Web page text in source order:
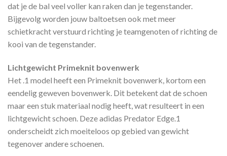
dat je de bal veel voller kan raken dan je tegenstander.
Bijgevolg worden jouw baltoetsen ook met meer
schietkracht verstuurd richting je teamgenoten of richting de
kooi van de tegenstander.
Lichtgewicht Primeknit bovenwerk
Het .1 model heeft een Primeknit bovenwerk, kortom een
eendelig geweven bovenwerk. Dit betekent dat de schoen
maar een stuk materiaal nodig heeft, wat resulteert in een
lichtgewicht schoen. Deze adidas Predator Edge.1
onderscheidt zich moeiteloos op gebied van gewicht
tegenover andere schoenen.